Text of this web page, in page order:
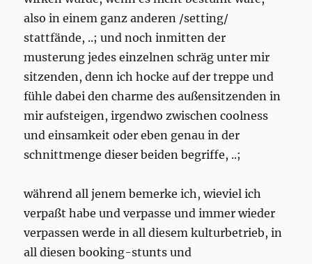
also in einem ganz anderen /setting/
stattfände, ..; und noch inmitten der
musterung jedes einzelnen schräg unter mir
sitzenden, denn ich hocke auf der treppe und
fühle dabei den charme des außensitzenden in
mir aufsteigen, irgendwo zwischen coolness
und einsamkeit oder eben genau in der
schnittmenge dieser beiden begriffe, ..;
während all jenem bemerke ich, wieviel ich
verpaßt habe und verpasse und immer wieder
verpassen werde in all diesem kulturbetrieb, in
all diesen booking-stunts und